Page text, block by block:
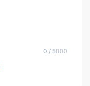
0 / 5000